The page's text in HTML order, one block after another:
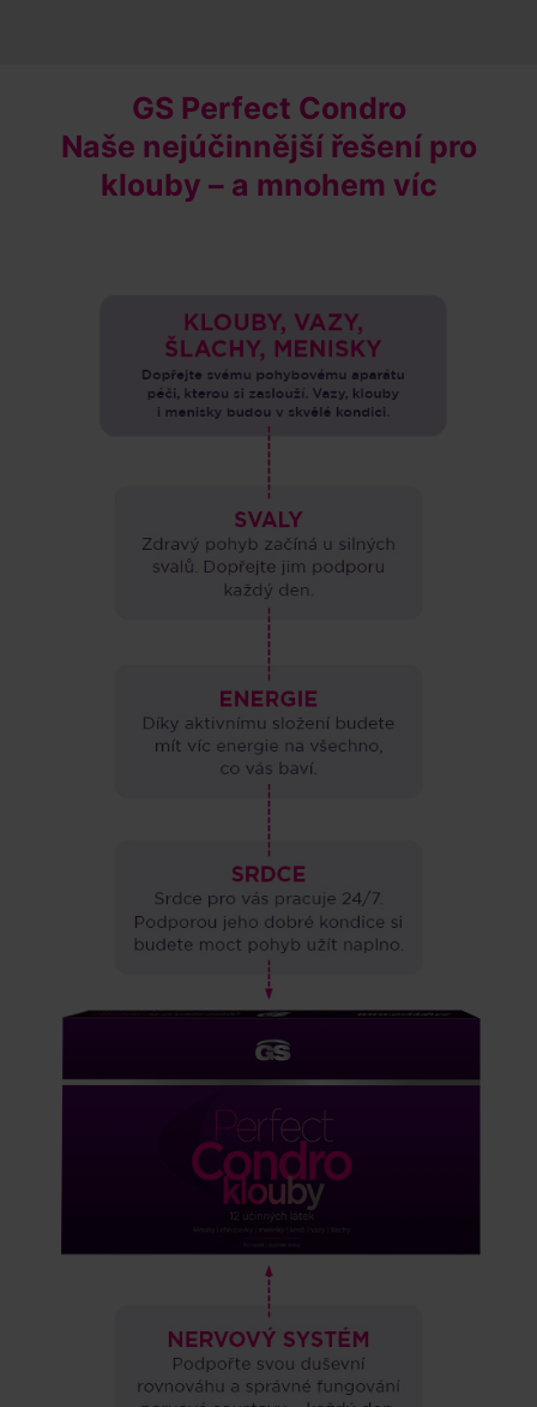
GS Perfect Condro
Naše nejúčinnější řešení pro
klouby – a mnohem víc